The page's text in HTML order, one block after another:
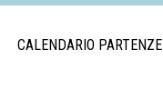
CALENDARIO PARTENZE